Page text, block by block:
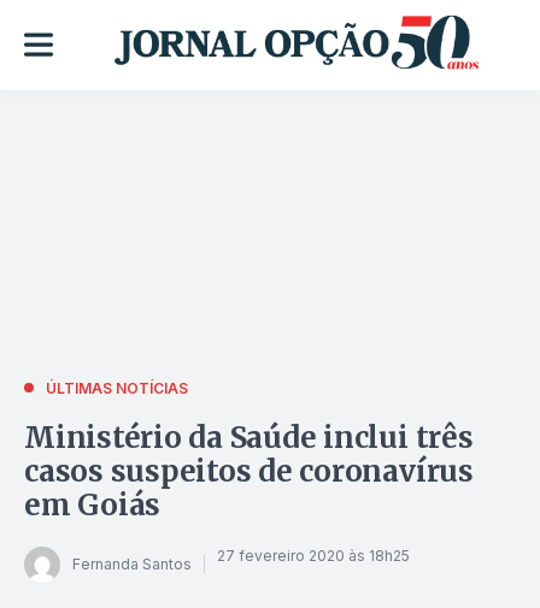
ÚLTIMAS NOTÍCIAS
Ministério da Saúde inclui três
casos suspeitos de coronavírus
em Goiás
Fernanda Santos 27 fevereiro 2020 às 18h25